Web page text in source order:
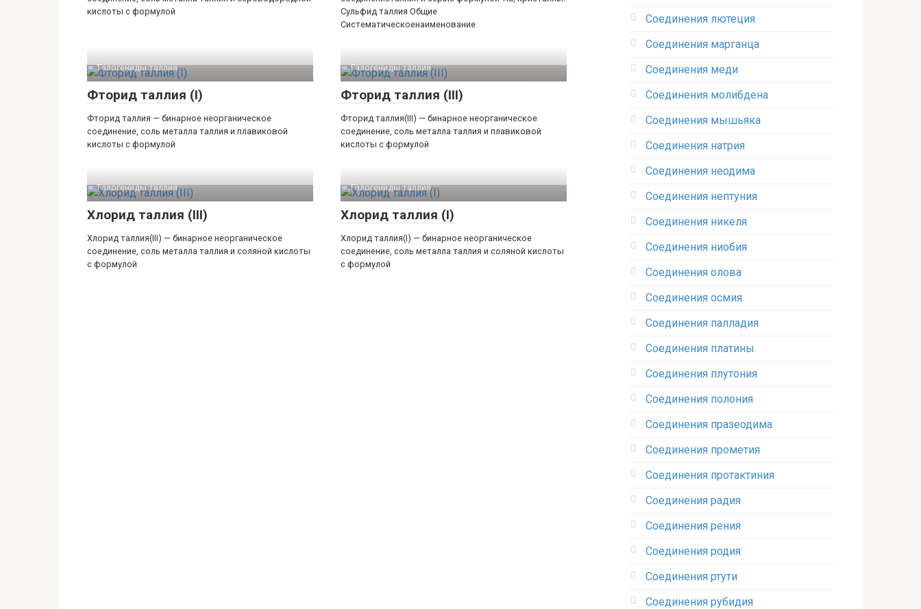
кислоты с формулой
Сульфид таллия Общие
Систематическоенаименование
Галогениды таллия‎
Фторид таллия (I)
Фторид таллия — бинарное неорганическое
соединение, соль металла таллия и плавиковой
кислоты с формулой
Галогениды таллия‎
Фторид таллия (III)
Фторид таллия(III) — бинарное неорганическое
соединение, соль металла таллия и плавиковой
кислоты с формулой
Галогениды таллия‎
Хлорид таллия (III)
Хлорид таллия(III) — бинарное неорганическое
соединение, соль металла таллия и соляной кислоты
с формулой
Галогениды таллия‎
Хлорид таллия (I)
Хлорид таллия(I) — бинарное неорганическое
соединение, соль металла таллия и соляной кислоты
с формулой
Соединения лютеция‎
Соединения марганца‎
Соединения меди
Соединения молибдена‎
Соединения мышьяка‎ ‎
Соединения натрия‎
Соединения неодима‎
Соединения нептуния‎
Соединения никеля‎
Соединения ниобия‎
Соединения олова‎
Соединения осмия‎
Соединения палладия‎
Соединения платины‎
Соединения плутония‎
Соединения полония‎
Соединения празеодима‎
Соединения прометия‎
Соединения протактиния‎
Соединения радия‎
Соединения рения‎
Соединения родия‎
Соединения ртути‎
Соединения рубидия‎